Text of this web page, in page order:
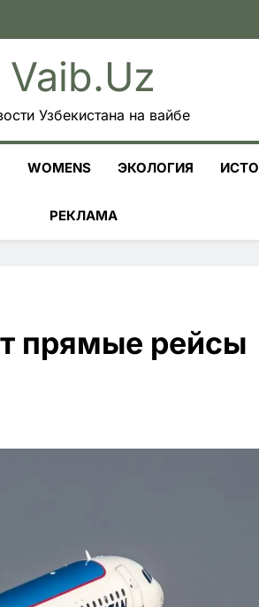
Vaib.uz
Узбекистана на вайбе
WOMENS ЭКОЛОГИЯ
РЕКЛАМА
прямые рейсы